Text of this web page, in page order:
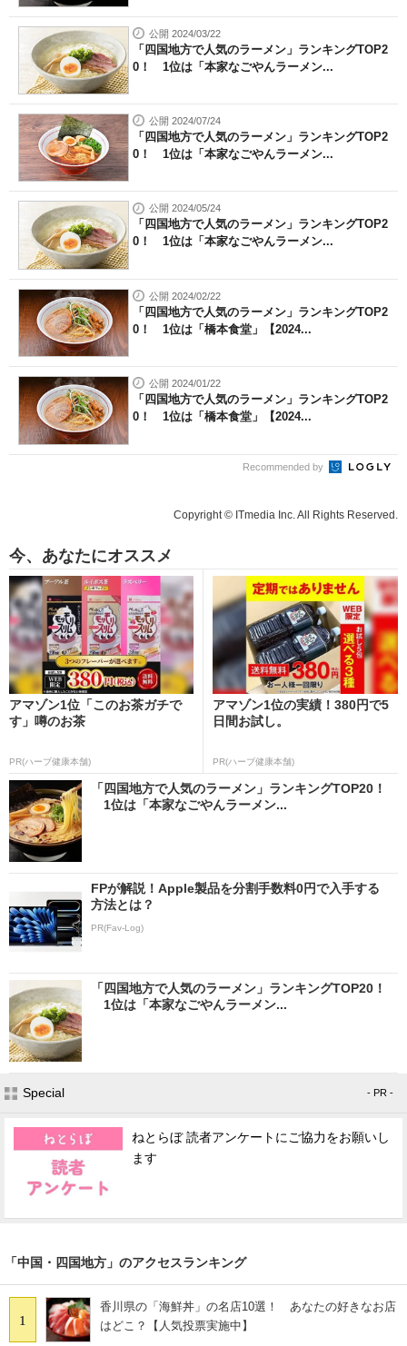
公開 2024/03/22
「四国地方で人気のラーメン」ランキングTOP2
0！ 1位は「本家なごやんラーメン...
公開 2024/07/24
「四国地方で人気のラーメン」ランキングTOP2
0！ 1位は「本家なごやんラーメン...
公開 2024/05/24
「四国地方で人気のラーメン」ランキングTOP2
0！ 1位は「本家なごやんラーメン...
公開 2024/02/22
「四国地方で人気のラーメン」ランキングTOP2
0！ 1位は「橋本食堂」【2024...
公開 2024/01/22
「四国地方で人気のラーメン」ランキングTOP2
0！ 1位は「橋本食堂」【2024...
Recommended by
Copyright © ITmedia Inc. All Rights Reserved.
今、あなたにオススメ
アマゾン1位「このお茶ガチで
す」噂のお茶
PR(ハーブ健康本舗)
アマゾン1位の実績！380円で5
日間お試し。
PR(ハーブ健康本舗)
「四国地方で人気のラーメン」ランキングTOP20！
1位は「本家なごやんラーメン...
FPが解説！Apple製品を分割手数料0円で入手する
方法とは？
PR(Fav-Log)
「四国地方で人気のラーメン」ランキングTOP20！
1位は「本家なごやんラーメン...
Special - PR -
ねとらぼ 読者アンケートにご協力をお願いし
ます
「中国・四国地方」のアクセスランキング
1
香川県の「海鮮丼」の名店10選！ あなたの好きなお店
はどこ？【人気投票実施中】